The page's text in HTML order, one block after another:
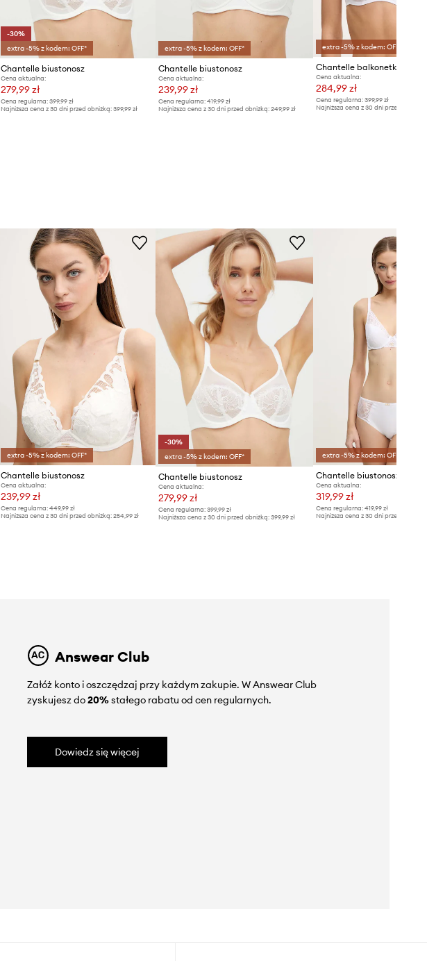
-30%
extra -5% z kodem: OFF*
Chantelle biustonosz
Cena aktualna:
279,99 zł
Cena regularna: 399,99 zł
Najniższa cena z 30 dni przed obniżką: 399,99 zł
extra -5% z kodem: OFF*
Chantelle biustonosz
Cena aktualna:
239,99 zł
Cena regularna:419,99 zł
Najniższa cena z 30 dni przed obniżką:249,99 zł
extra -5% z kodem: OFF*
Chantelle balkonetka
Cena aktualna:
284,99 zł
Cena regularna: 399,99 zł
Najniższa cena z 30 dni przed obniżką:
extra -5% z kodem: OFF*
Chantelle biustonosz
Cena aktualna:
239,99 zł
Cena regularna: 449,99 zł
Najniższa cena z 30 dni przed obniżką: 254,99 zł
-30%
extra -5% z kodem: OFF*
Chantelle biustonosz
Cena aktualna:
279,99 zł
Cena regularna:399,99 zł
Najniższa cena z 30 dni przed obniżką:399,99 zł
extra -5% z kodem: OFF*
Chantelle biustonosz
Cena aktualna:
319,99 zł
Cena regularna: 419,99 zł
Najniższa cena z 30 dni przed obniżką:
Answear Club
Załóż konto i oszczędzaj przy każdym zakupie. W Answear Club
zyskujesz do20%stałego rabatu od cen regularnych.
Dowiedz się więcej